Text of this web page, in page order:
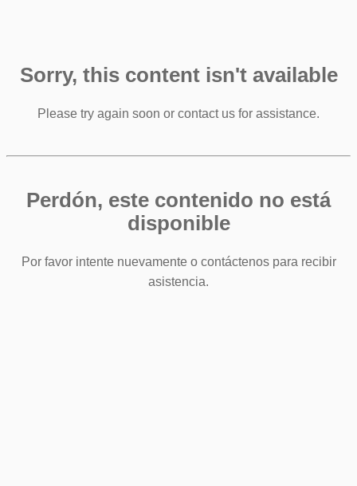
Sorry, this content isn't available
Please try again soon or contact us for assistance.
Perdón, este contenido no está
disponible
Por favor intente nuevamente o contáctenos para recibir
asistencia.